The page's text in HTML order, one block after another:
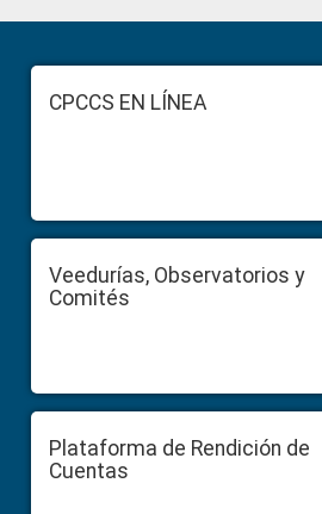
Sidebar
FooterCPCCS EN LÍNEA
Veedurías, Observatorios y
Comités
Plataforma de Rendición de
Cuentas